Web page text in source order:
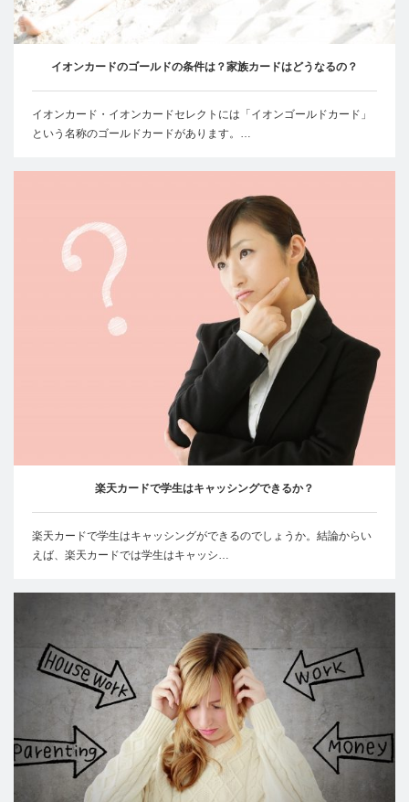
イオンカードのゴールドの条件は？家族カードはどうなるの？
イオンカード・イオンカードセレクトには「イオンゴールドカード」
という名称のゴールドカードがあります。…
楽天カードで学生はキャッシングできるか？
楽天カードで学生はキャッシングができるのでしょうか。結論からい
えば、楽天カードでは学生はキャッシ…